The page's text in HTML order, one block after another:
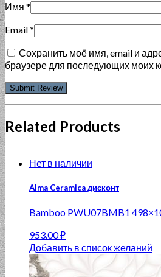
Имя *
Email*
Сохранить моё имя, email и
браузере для последующих моих
Related Products
Нет в наличии
Alma Ceramica дисконт
Bamboo PWU07BMB1
953.00₽
Добавить в список желаний